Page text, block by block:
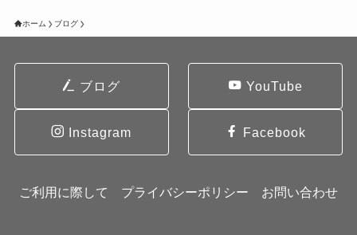
ホーム ブログ
ブログ YouTube
Instagram Facebook
ご利用に際して プライバシーポリシー お問い合わせ